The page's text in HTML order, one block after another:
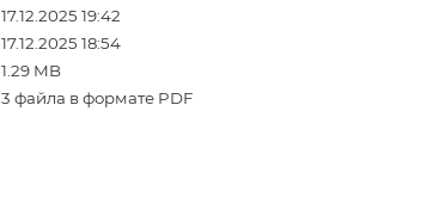
17.12.2025 19:42
17.12.2025 18:54
1.29 MB
3 файла в формате PDF